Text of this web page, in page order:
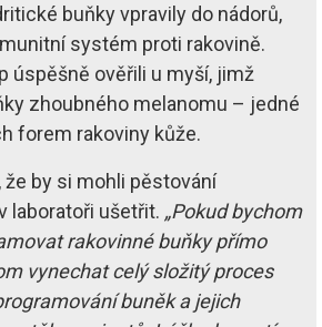
buňky vpravily do nádorů,
systém proti rakovině.
úspěšně ověřili u myší, jimž
zhoubného melanomu – jedné
forem rakoviny kůže.
že by si mohli pěstování
laboratoři ušetřit. „Pokud bychom
rakovinné buňky přímo
vynechat celý složitý proces
buněk a jejich